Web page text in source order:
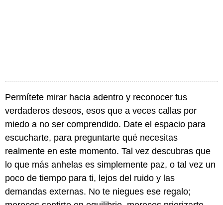
Permítete mirar hacia adentro y reconocer tus
verdaderos deseos, esos que a veces callas por
miedo a no ser comprendido. Date el espacio para
escucharte, para preguntarte qué necesitas
realmente en este momento. Tal vez descubras que
lo que más anhelas es simplemente paz, o tal vez un
poco de tiempo para ti, lejos del ruido y las
demandas externas. No te niegues ese regalo;